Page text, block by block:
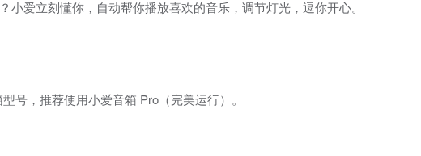
小爱立刻懂你，自动帮你播放喜欢的音乐，调节灯光，逗你开心。
号，推荐使用小爱音箱 Pro（完美运行）。